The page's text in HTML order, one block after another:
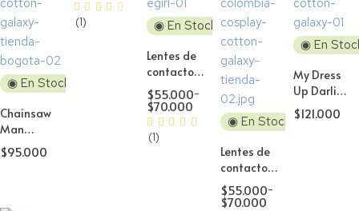
◉ En Stock
Chainsaw
Man
Kobeni
Higashiyama
$95.000
(1) ◉ En Stock
Lentes de
contacto
Cosplay
Natural
Dolly
Black H1
$55.000-
$70.000
(1)
◉ En Stock
Lentes de
contacto
Cosplay
Mesh
$55.000-
$70.000
◉ En
My Dress
Up Darling
Marin
sucubo
$121.000